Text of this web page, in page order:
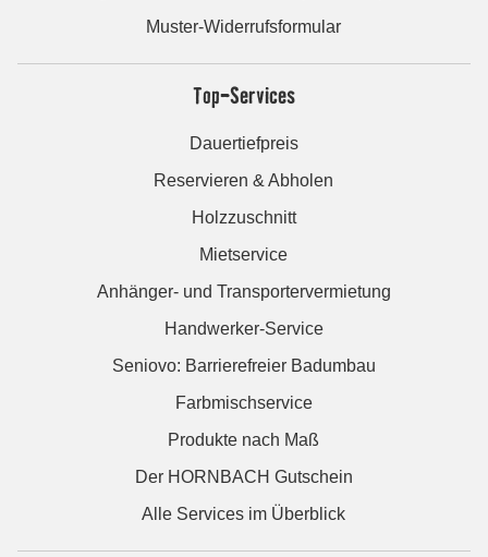
Muster-Widerrufsformular
Top-Services
Dauertiefpreis
Reservieren & Abholen
Holzzuschnitt
Mietservice
Anhänger- und Transportervermietung
Handwerker-Service
Seniovo: Barrierefreier Badumbau
Farbmischservice
Produkte nach Maß
Der HORNBACH Gutschein
Alle Services im Überblick